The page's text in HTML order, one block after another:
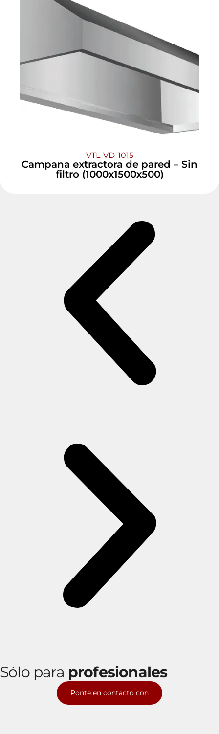
VTL-VD-1015
Campana extractora de pared – Sin
filtro (1000x1500x500)
Sólo para profesionales
Ponte en contacto con